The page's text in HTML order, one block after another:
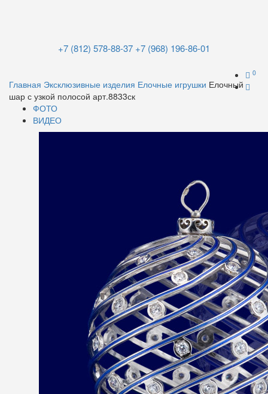
+7 (812) 578-88-37 +7 (968) 196-86-01
0
Главная Эксклюзивные изделия Елочные игрушки Елочный
шар с узкой полосой арт.8833ск
ФОТО
ВИДЕО